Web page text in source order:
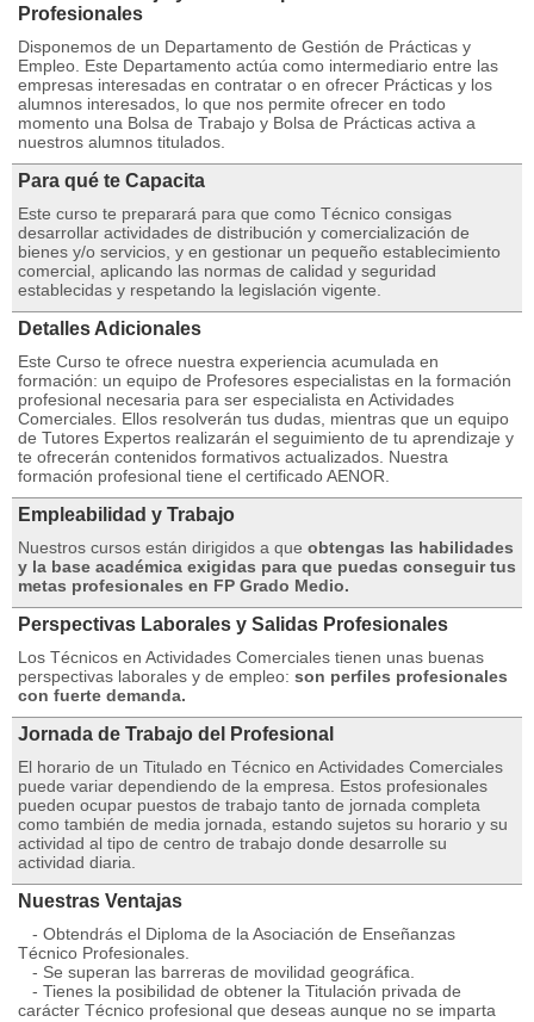
Profesionales
Disponemos de un Departamento de Gestión de Prácticas y
Empleo. Este Departamento actúa como intermediario entre las
empresas interesadas en contratar o en ofrecer Prácticas y los
alumnos interesados, lo que nos permite ofrecer en todo
momento una Bolsa de Trabajo y Bolsa de Prácticas activa a
nuestros alumnos titulados.
Para qué te Capacita
Este curso te preparará para que como Técnico consigas
desarrollar actividades de distribución y comercialización de
bienes y/o servicios, y en gestionar un pequeño establecimiento
comercial, aplicando las normas de calidad y seguridad
establecidas y respetando la legislación vigente.
Detalles Adicionales
Este Curso te ofrece nuestra experiencia acumulada en
formación: un equipo de Profesores especialistas en la formación
profesional necesaria para ser especialista en Actividades
Comerciales. Ellos resolverán tus dudas, mientras que un equipo
de Tutores Expertos realizarán el seguimiento de tu aprendizaje y
te ofrecerán contenidos formativos actualizados. Nuestra
formación profesional tiene el certificado AENOR.
Empleabilidad y Trabajo
Nuestros cursos están dirigidos a que obtengas las habilidades
y la base académica exigidas para que puedas conseguir tus
metas profesionales en FP Grado Medio.
Perspectivas Laborales y Salidas Profesionales
Los Técnicos en Actividades Comerciales tienen unas buenas
perspectivas laborales y de empleo: son perfiles profesionales
con fuerte demanda.
Jornada de Trabajo del Profesional
El horario de un Titulado en Técnico en Actividades Comerciales
puede variar dependiendo de la empresa. Estos profesionales
pueden ocupar puestos de trabajo tanto de jornada completa
como también de media jornada, estando sujetos su horario y su
actividad al tipo de centro de trabajo donde desarrolle su
actividad diaria.
Nuestras Ventajas
- Obtendrás el Diploma de la Asociación de Enseñanzas
Técnico Profesionales.
- Se superan las barreras de movilidad geográfica.
- Tienes la posibilidad de obtener la Titulación privada de
carácter Técnico profesional que deseas aunque no se imparta